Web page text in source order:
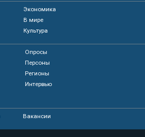
Экономика
В мире
Культура
Опросы
Персоны
Регионы
Интервью
Вакансии